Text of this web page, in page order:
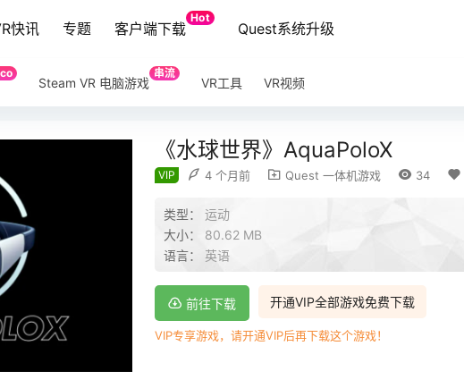
快讯 专题 客户端下载
Hot
Quest系统升级
Steam VR 电脑游戏
串流
VR工具 VR视频
《水球世界》AquaPoloX
VIP 4 个月前 Quest 一体机游戏 34
类型： 运动
大小： 80.62 MB
语言： 英语
开通VIP全部游戏免费下载
前往下载
VIP专享游戏，请开通VIP后再下载这个游戏！